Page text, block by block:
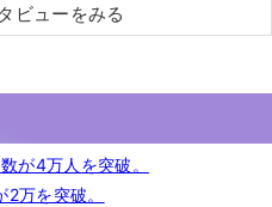
ビューをみる
4万人を突破。
万を突破。